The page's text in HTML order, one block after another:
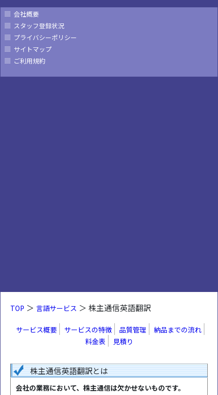
TOP ＞ 言語サービス ＞ 株主通信英語翻訳
サービス概要 サービスの特徴 品質管理
納品までの流れ
料金表
見積り
株主通信英語翻訳とは
会社の業務において、株主通信は欠かせないものです。